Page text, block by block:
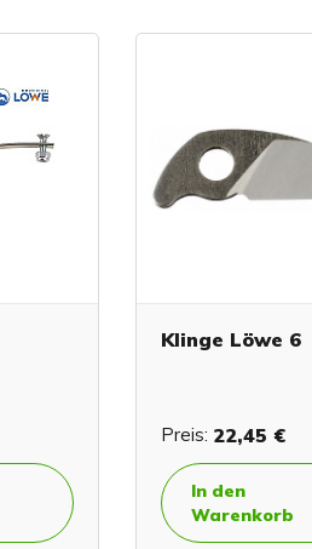
Klinge Löwe 6
Preis: 22,45 €
In den
Warenkorb